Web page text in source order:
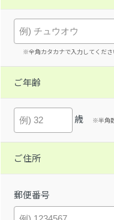
※全角カタカナで入力してくださ
ご年齢
歳 ※半角
ご住所
郵便番号